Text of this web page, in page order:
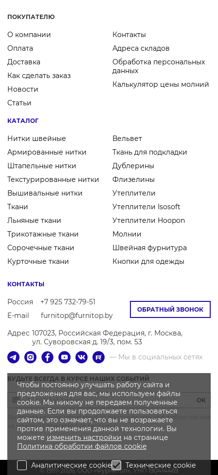
ПОКУПАТЕЛЮ
О компании
Оплата
Доставка
Как сделать заказ
Новости
Статьи
Контакты
Адреса складов
Обработка персональных
данных
Калькулятор цены молний
КАТАЛОГ
Нитки швейные
Армированные нитки
Штапельные нитки
Текстурированные нитки
Вышивальные нитки
Ткани
Льняные ткани
Трикотажные ткани
Сорочечные ткани
Курточные ткани
Вельвет
Ткань для подкладки
Дублерины
Флизелины
Утеплители
Утеплители Isosoft
Утеплители Hoopon
Молнии
Швейная фурнитура
Кнопки для одежды
ОБРАТНЫЙ ЗВОНОК
КОНТАКТЫ
Россия
+7 925 732-79-51
E-mail
furnitop@furnitop.by
Адрес 107023, Российская Федерация, г. Москва,
ул. Суворовская д. 19/3, пом. 53
— Мы в социальных сетях
БУДЬТЕ ВСЕГДА В КУРСЕ НАШИХ СОБЫТИЙ
OK
Вы всегда можете отписаться от рассылки, нажав в любом письме
на ссылку «Отписаться от рассылки»
© 1997-2026, OOO «Фурнитоп», УНП 190414469
Чтобы постоянно улучшать работу сайта и
предложения для вас, мы используем файлы
cookie. Мы никому не передаем полученные
данные. Если вы продолжаете пользоваться
сайтом, это означает, что вы не возражаете
против применения данной технологии. Вы
можете изменить настройки на странице
Политика обработки файлов cookie
Аналитические cookie Технические cookie